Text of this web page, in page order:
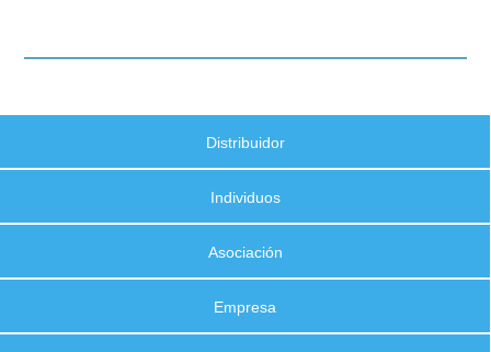
Distribuidor
Individuos
Asociación
Empresa